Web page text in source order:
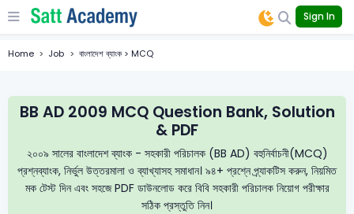
Sign In
Home Job বাংলাদেশ ব্যাংক > MCQ
BB AD 2009 MCQ Question Bank, Solution
& PDF
২০০৯ সালের বাংলাদেশ ব্যাংক - সহকারী পরিচালক (BB AD) বহুনির্বাচনী(MCQ)
প্রশ্নব্যাংক, নির্ভুল উত্তরমালা ও ব্যাখ্যাসহ সমাধান। ৯৪+ প্রশ্নে প্র্যাকটিস করুন, নিয়মিত
মক টেস্ট দিন এবং সহজে PDF ডাউনলোড করে বিবি সহকারী পরিচালক নিয়োগ পরীক্ষার
সঠিক প্রস্তুতি নিন।